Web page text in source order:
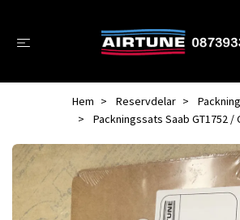
Hem Reservdelar
Packningssats Saab GT1752 /